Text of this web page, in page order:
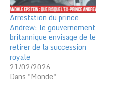
Arrestation du prince
Andrew: le gouvernement
britannique envisage de le
retirer de la succession
royale
21/02/2026
Dans "Monde"